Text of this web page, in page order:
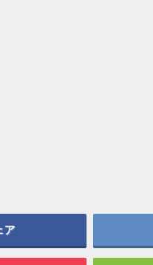
ア